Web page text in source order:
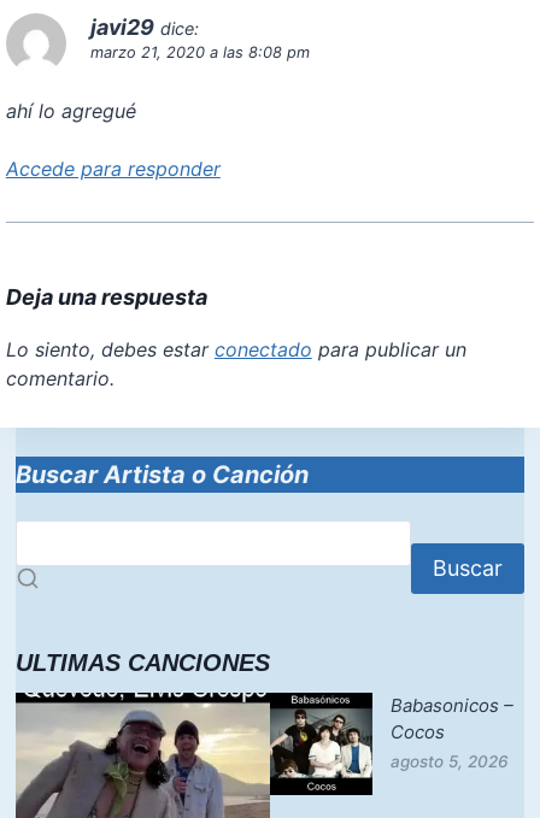
javi29 dice:
marzo 21, 2020 a las 8:08 pm
ahí lo agregué
Accede para responder
Deja una respuesta
Lo siento, debes estar conectado para publicar un
comentario.
Buscar Artista o Canción
Buscar
ULTIMAS CANCIONES
Babasonicos –
Cocos
agosto 5, 2026